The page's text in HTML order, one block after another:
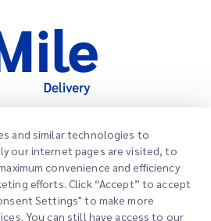
and similar technologies to
our internet pages are visited, to
convenience and efficiency
efforts. Click “Accept” to accept
Settings" to make more
You can still have access to our